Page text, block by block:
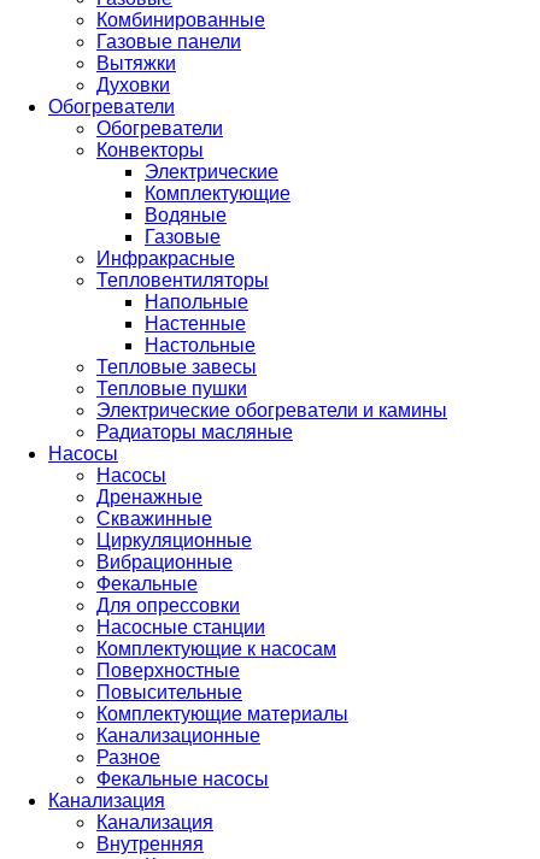
Комбинированные
Газовые панели
Вытяжки
Духовки
Обогреватели
Обогреватели
Конвекторы
Электрические
Комплектующие
Водяные
Газовые
Инфракрасные
Тепловентиляторы
Напольные
Настенные
Настольные
Тепловые завесы
Тепловые пушки
Электрические обогреватели и камины
Радиаторы масляные
Насосы
Насосы
Дренажные
Скважинные
Циркуляционные
Вибрационные
Фекальные
Для опрессовки
Насосные станции
Комплектующие к насосам
Поверхностные
Повысительные
Комплектующие материалы
Канализационные
Разное
Фекальные насосы
Канализация
Канализация
Внутренняя